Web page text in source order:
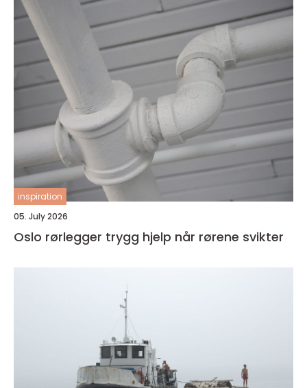
inspiration
05. July 2026
Oslo rørlegger trygg hjelp når rørene svikter